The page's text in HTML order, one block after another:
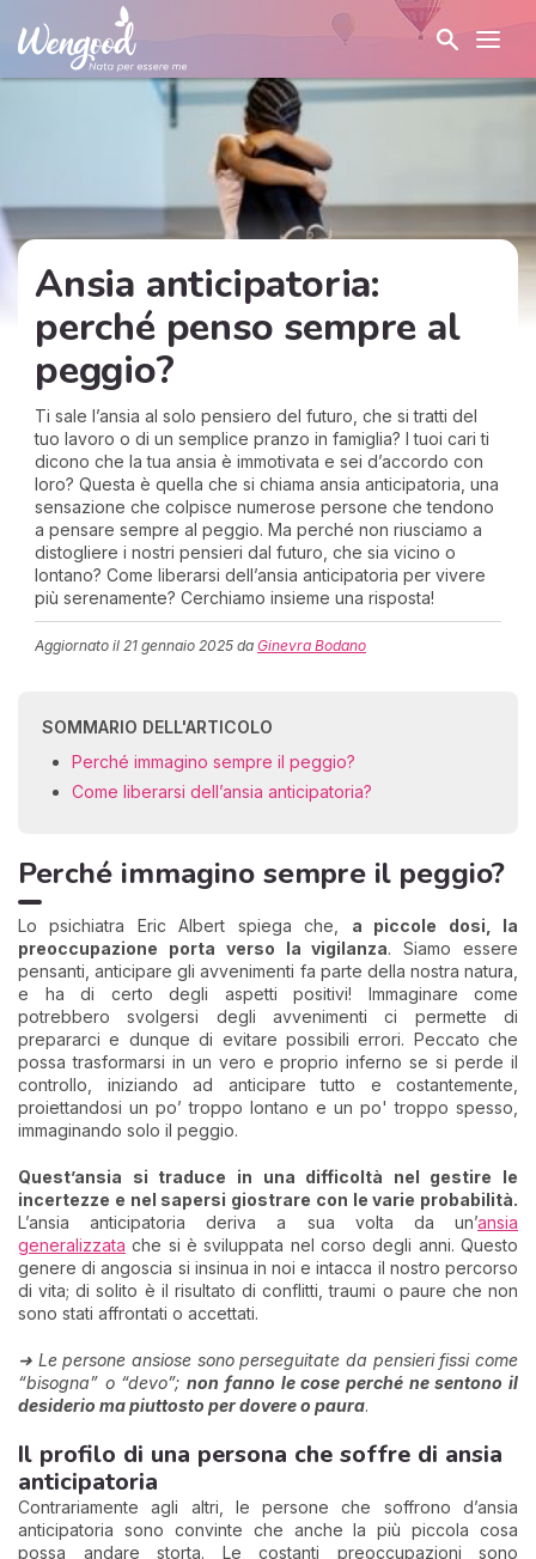
Ansia anticipatoria:
perché penso sempre al
peggio?
Ti sale l’ansia al solo pensiero del futuro, che si tratti del
tuo lavoro o di un semplice pranzo in famiglia? I tuoi cari ti
dicono che la tua ansia è immotivata e sei d’accordo con
loro? Questa è quella che si chiama ansia anticipatoria, una
sensazione che colpisce numerose persone che tendono
a pensare sempre al peggio. Ma perché non riusciamo a
distogliere i nostri pensieri dal futuro, che sia vicino o
lontano? Come liberarsi dell’ansia anticipatoria per vivere
più serenamente? Cerchiamo insieme una risposta!
Aggiornato il 21 gennaio 2025 da Ginevra Bodano
SOMMARIO DELL'ARTICOLO
Perché immagino sempre il peggio?
Come liberarsi dell’ansia anticipatoria?
Perché immagino sempre il peggio?
Lo psichiatra Eric Albert spiega che, a piccole dosi, la
preoccupazione porta verso la vigilanza. Siamo essere
pensanti, anticipare gli avvenimenti fa parte della nostra natura,
e ha di certo degli aspetti positivi! Immaginare come
potrebbero svolgersi degli avvenimenti ci permette di
prepararci e dunque di evitare possibili errori. Peccato che
possa trasformarsi in un vero e proprio inferno se si perde il
controllo, iniziando ad anticipare tutto e costantemente,
proiettandosi un po’ troppo lontano e un po' troppo spesso,
immaginando solo il peggio.
Quest’ansia si traduce in una difficoltà nel gestire le
incertezze e nel sapersi giostrare con le varie probabilità.
L’ansia anticipatoria deriva a sua volta da un’ansia
generalizzata che si è sviluppata nel corso degli anni. Questo
genere di angoscia si insinua in noi e intacca il nostro percorso
di vita; di solito è il risultato di conflitti, traumi o paure che non
sono stati affrontati o accettati.
➜ Le persone ansiose sono perseguitate da pensieri fissi come
“bisogna” o “devo”;non fanno le cose perché ne sentono il
desiderio ma piuttosto per dovere o paura.
Il profilo di una persona che soffre di ansia
anticipatoria
Contrariamente agli altri, le persone che soffrono d’ansia
anticipatoria sono convinte che anche la più piccola cosa
possa andare storta. Le costanti preoccupazioni sono